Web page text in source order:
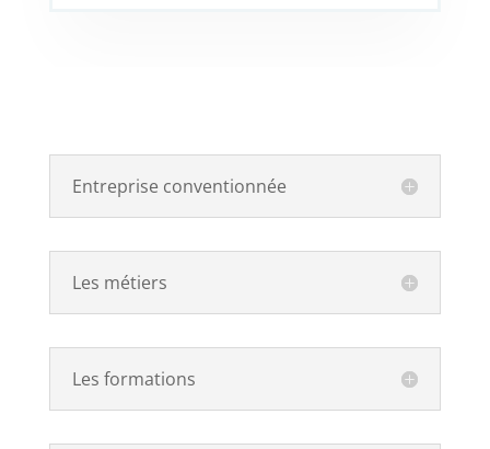
Entreprise conventionnée
Les métiers
Les formations